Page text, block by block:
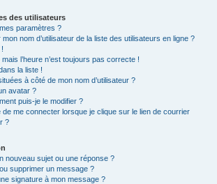
des utilisateurs
paramètres ?
nom d’utilisateur de la liste des utilisateurs en ligne ?
l’heure n’est toujours pas correcte !
la liste !
à côté de mon nom d’utilisateur ?
avatar ?
puis-je le modifier ?
de me connecter lorsque je clique sur le lien de courrier
?
nouveau sujet ou une réponse ?
supprimer un message ?
signature à mon message ?